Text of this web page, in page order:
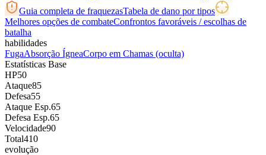
Guia completa de fraquezasTabela de dano por tipos
Melhores opções de combateConfrontos favoráveis / escolhas de
batalha
habilidades
FugaAbsorção ÍgneaCorpo em Chamas (oculta)
Estatísticas Base
HP50
Ataque85
Defesa55
Ataque Esp.65
Defesa Esp.65
Velocidade90
Total410
evolução